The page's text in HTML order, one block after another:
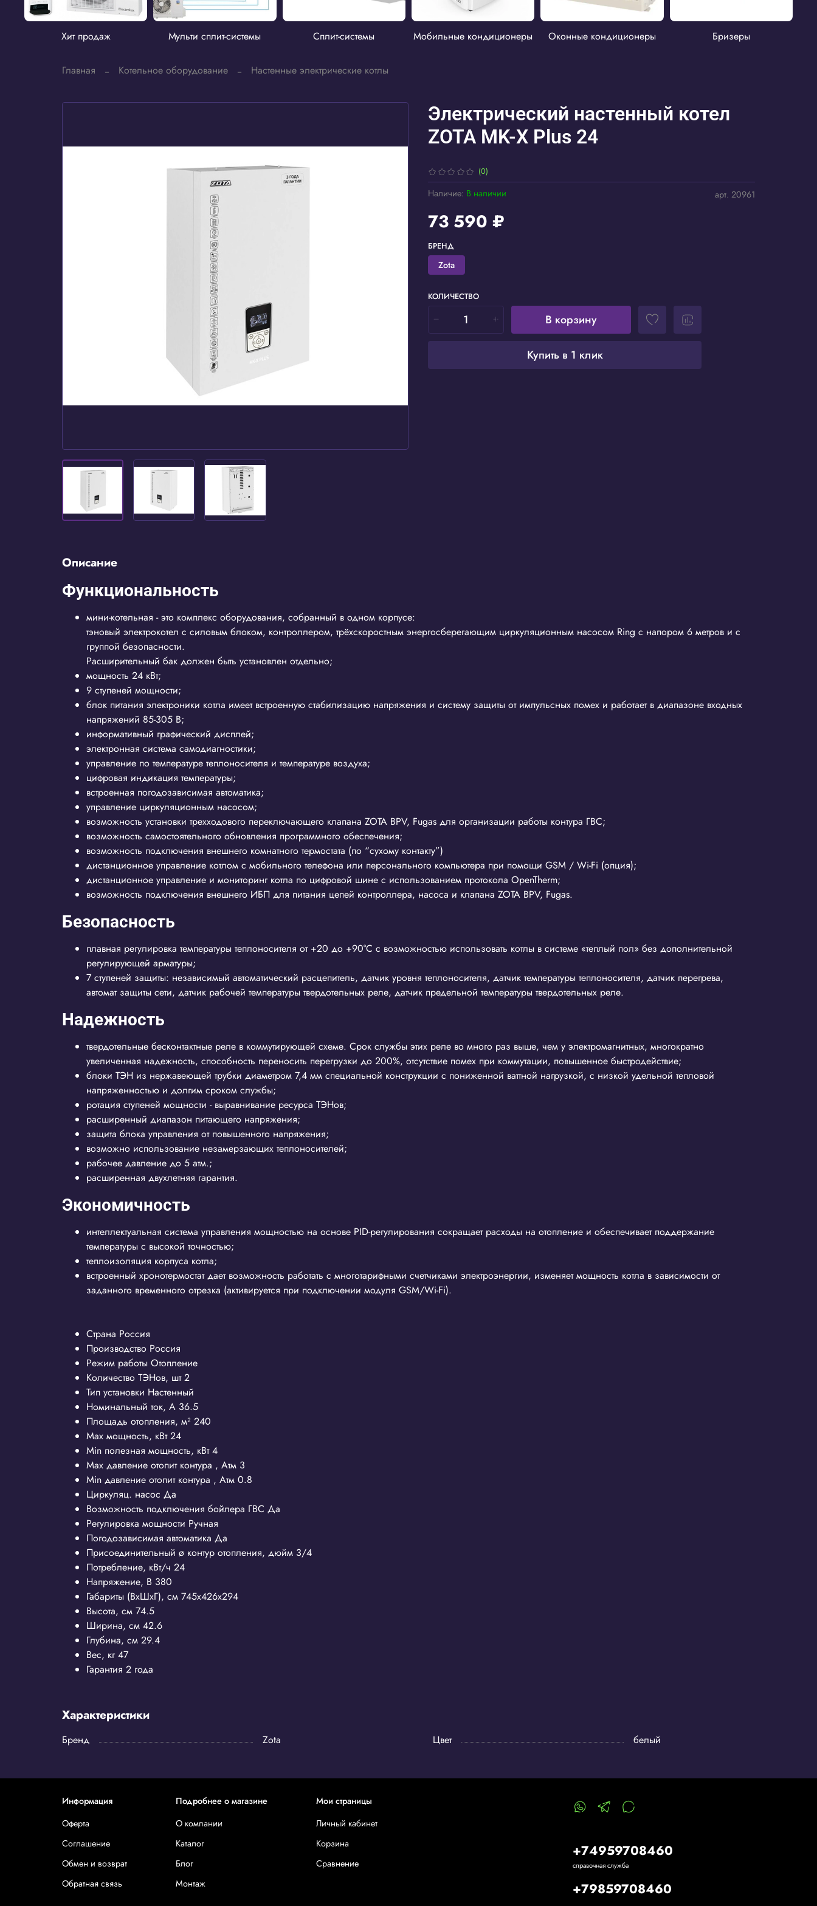
Хит продаж Мульти сплит-системы Сплит-системы Мобильные кондиционеры Оконные кондиционеры Бризеры
Главная Котельное оборудование Настенные электрические котлы
(0)
арт. 20961
Наличие: В наличии
Электрический настенный котел
ZOTA MK-X Plus 24
73 590 ₽
КОЛИЧЕСТВО
В корзину
Купить в 1 клик
БРЕНД
Zota
Описание
Функциональность
мини-котельная - это комплекс оборудования, собранный в одном корпусе:
тэновый электрокотел с силовым блоком, контроллером, трёхскоростным энергосберегающим циркуляционным насосом Ring с напором 6 метров и с
группой безопасности.
Расширительный бак должен быть установлен отдельно;
мощность 24 кВт;
9 ступеней мощности;
блок питания электроники котла имеет встроенную стабилизацию напряжения и систему защиты от импульсных помех и работает в диапазоне входных
напряжений 85-305 В;
информативный графический дисплей;
электронная система самодиагностики;
управление по температуре теплоносителя и температуре воздуха;
цифровая индикация температуры;
встроенная погодозависимая автоматика;
управление циркуляционным насосом;
возможность установки трехходового переключающего клапана ZOTA BPV, Fugas для организации работы контура ГВС;
возможность самостоятельного обновления программного обеспечения;
возможность подключения внешнего комнатного термостата (по “сухому контакту”)
дистанционное управление котлом с мобильного телефона или персонального компьютера при помощи GSM / Wi-Fi (опция);
дистанционное управление и мониторинг котла по цифровой шине с использованием протокола OpenTherm;
возможность подключения внешнего ИБП для питания цепей контроллера, насоса и клапана ZOTA BPV, Fugas.
Безопасность
плавная регулировка температуры теплоносителя от +20 до +90°С с возможностью использовать котлы в системе «теплый пол» без дополнительной
регулирующей арматуры;
7 ступеней защиты: независимый автоматический расцепитель, датчик уровня теплоносителя, датчик температуры теплоносителя, датчик перегрева,
автомат защиты сети, датчик рабочей температуры твердотельных реле, датчик предельной температуры твердотельных реле.
Надежность
твердотельные бесконтактные реле в коммутирующей схеме. Срок службы этих реле во много раз выше, чем у электромагнитных, многократно
увеличенная надежность, способность переносить перегрузки до 200%, отсутствие помех при коммутации, повышенное быстродействие;
блоки ТЭН из нержавеющей трубки диаметром 7,4 мм специальной конструкции с пониженной ваттной нагрузкой, с низкой удельной тепловой
напряженностью и долгим сроком службы;
ротация ступеней мощности - выравнивание ресурса ТЭНов;
расширенный диапазон питающего напряжения;
защита блока управления от повышенного напряжения;
возможно использование незамерзающих теплоносителей;
рабочее давление до 5 атм.;
расширенная двухлетняя гарантия.
Экономичность
интеллектуальная система управления мощностью на основе PID-регулирования сокращает расходы на отопление и обеспечивает поддержание
температуры с высокой точностью;
теплоизоляция корпуса котла;
встроенный хронотермостат дает возможность работать с многотарифными счетчиками электроэнергии, изменяет мощность котла в зависимости от
заданного временного отрезка (активируется при подключении модуля GSM/Wi-Fi).
Страна Россия
Производство Россия
Режим работы Отопление
Количество ТЭНов, шт 2
Тип установки Настенный
Номинальный ток, A 36.5
Площадь отопления, м² 240
Max мощность, кВт 24
Min полезная мощность, кВт 4
Max давление отопит контура , Атм 3
Min давление отопит контура , Атм 0.8
Циркуляц. насос Да
Возможность подключения бойлера ГВС Да
Регулировка мощности Ручная
Погодозависимая автоматика Да
Присоединительный ø контур отопления, дюйм 3/4
Потребление, кВт/ч 24
Напряжение, В 380
Габариты (ВхШхГ), см 745x426x294
Высота, см 74.5
Ширина, см 42.6
Глубина, см 29.4
Вес, кг47
Гарантия 2 года
Характеристики
Бренд Zota Цвет белый
Информация
Оферта
Соглашение
Обмен и возврат
Обратная связь
Подробнее о магазине
О компании
Каталог
Блог
Монтаж
Мои страницы
Личный кабинет
Корзина
Сравнение
+74959708460
справочная служба
+79859708460